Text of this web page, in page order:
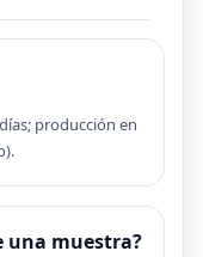
producción en
una muestra?